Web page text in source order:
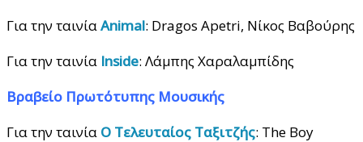
Για την ταινίαAnimal: Dragos Apetri, Νίκος Βαβούρης
Για την ταινία Inside: Λάμπης Χαραλαμπίδης
Βραβείο Πρωτότυπης Μουσικής
Για την ταινία Ο Τελευταίος Ταξιτζής: The Boy